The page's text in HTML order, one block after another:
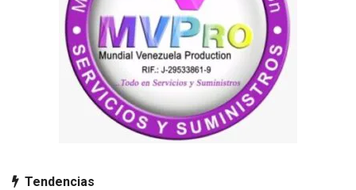
Tendencias